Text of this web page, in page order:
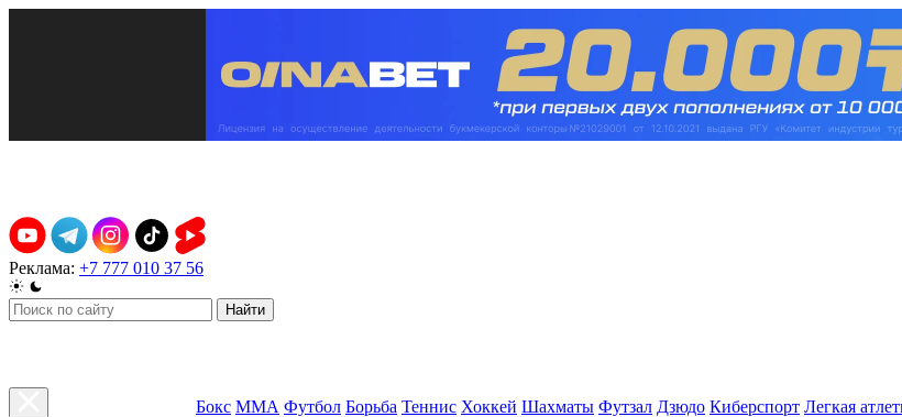
Реклама: +7 777 010 37 56
Найти
Бокс ММА Футбол Борьба Теннис Хоккей Шахматы Футзал Дзюдо Киберспорт Легкая